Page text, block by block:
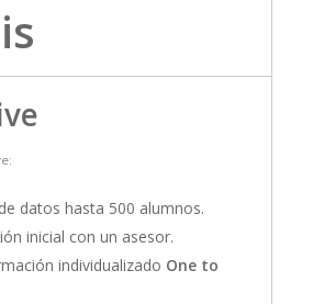
datos hasta 500 alumnos.
inicial con un asesor.
individualizado One to